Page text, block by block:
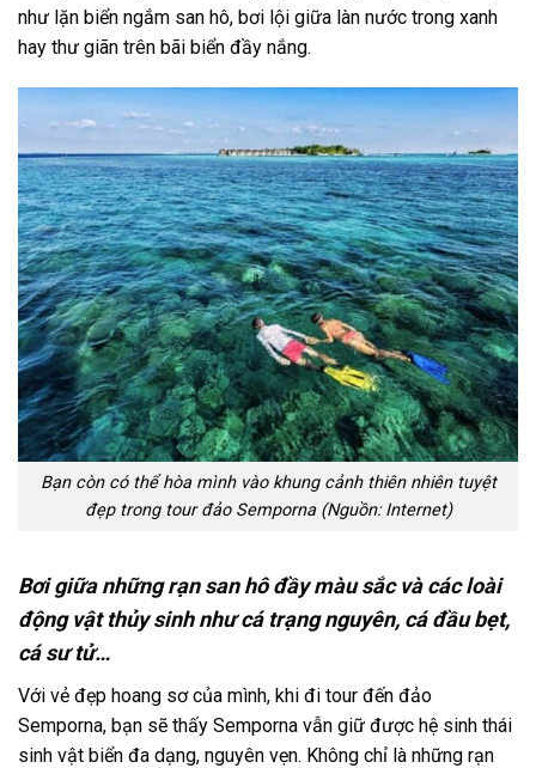
như lặn biển ngắm san hô, bơi lội giữa làn nước trong xanh
hay thư giãn trên bãi biển đầy nắng.
Bạn còn có thể hòa mình vào khung cảnh thiên nhiên tuyệt
đẹp trong tour đảo Semporna (Nguồn: Internet)
Bơi giữa những rạn san hô đầy màu sắc và các loài
động vật thủy sinh như cá trạng nguyên, cá đầu bẹt,
cá sư tử…
Với vẻ đẹp hoang sơ của mình, khi đi tour đến đảo
Semporna, bạn sẽ thấy Semporna vẫn giữ được hệ sinh thái
sinh vật biển đa dạng, nguyên vẹn. Không chỉ là những rạn